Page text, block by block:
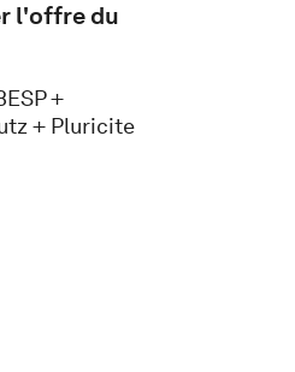
l'offre du
+
+ Pluricite